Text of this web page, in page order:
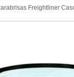
Freightliner